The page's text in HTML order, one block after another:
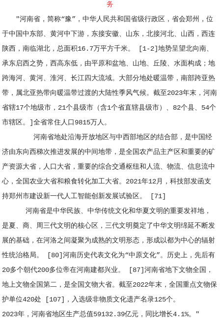
务
"河南省，简称“豫”，中华人民共和国省级行政区，省会郑州，位
于中国中东部、黄河中下游，东接安徽、山东，北接河北、山西，西连
陕西，南临湖北，总面积16.7万平方千米。 [1-2]地势呈望北向南、
承东启西之势，西高东低，由平原和盆地、山地、丘陵、水面构成；地
跨海河、黄河、淮河、长江四大流域。大部分地处暖温带，南部跨亚热
带，属北亚热带向暖温带过渡的大陆性季风气候。截至2023年末，河南
省辖17个地级市，21个县级市（含1个省直辖县级市）、82个县、54个
市辖区。]全省常住人口9815万人。
河南省地处沿海开放地区与中西部地区的结合部，是中国经
济由东向西梯次推进发展的中间地带，是全国农产品主产区和重要的矿
产资源大省，人口大省，重要的综合交通枢纽和人流、物流、信息流中
心，全国农业大省和粮食转化加工大省。2021年12月，科技部发函支
持郑州市建设新一代人工智能创新发展试验区。 [71]
河南省是中华民族、中华传统文化和华夏文明的重要发祥地，
是夏、商、周三代文明的核心区，三代文明奠定了中华文明绵延不断发
展的基础，在河洛之间凝聚为成熟的文明形态，形成以都为中心的辐射
性统治格局。 [80]河南历史代表文化为“中原文化”。历史上，先后有
20多个朝代200多位帝在河南建都兴业。 [87]河南省地下文物全国，
地上文物全国第二，是全国文物大省。截至2022年末，全国重点文物保
护单位420处 [107]，入选级非物质文化遗产名录125个。
2023年，河南省地区生产总值59132.39亿元，同比增长4.1%。"